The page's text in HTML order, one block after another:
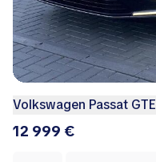
Volkswagen Passat GTE
12 999 €